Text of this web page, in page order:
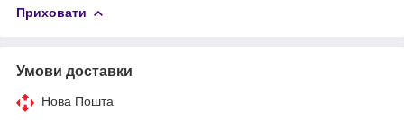
Приховати
Умови доставки
Нова Пошта